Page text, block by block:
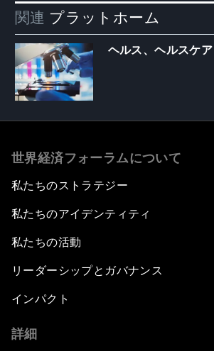
関連 プラットホーム
ヘルス、ヘルスケア
世界経済フォーラムについて
私たちのストラテジー
私たちのアイデンティティ
私たちの活動
リーダーシップとガバナンス
インパクト
詳細